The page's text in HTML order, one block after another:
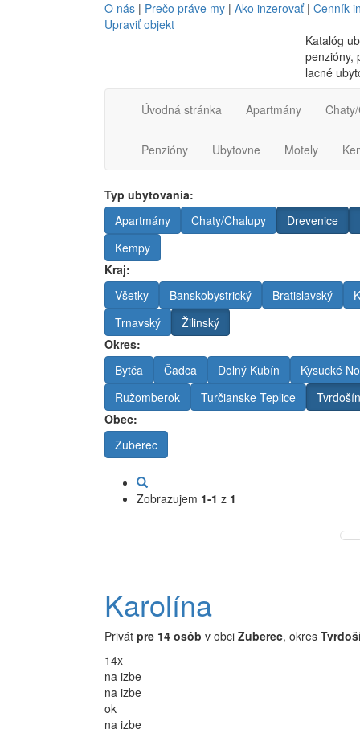
O nás | Prečo práve my | Ako inzerovať| Cenník
Upraviť objekt
Katalóg
penzióny,
lacné
Úvodná stránka Apartmány
Penzióny Ubytovne Motely
Typ ubytovania:
Apartmány
Chaty/Chalupy Drevenice
Kempy
Kraj:
Všetky
Banskobystrický Bratislavský
Trnavský
Žilinský
Okres:
Bytča
Čadca Dolný Kubín
Kysucké
Ružomberok
Turčianske Teplice
Tvrdošín
Obec:
Zuberec
Zobrazujem 1-1 z 1
Karolína
Privát pre 14 osôb v obci Zuberec, okres
14x
na izbe
na izbe
ok
na izbe